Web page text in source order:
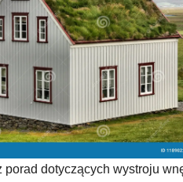
porad dotyczących wystroju